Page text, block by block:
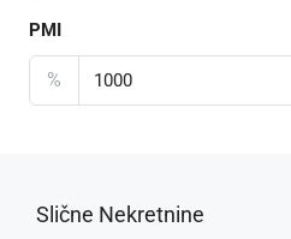
PMI
%
Slične Nekretnine